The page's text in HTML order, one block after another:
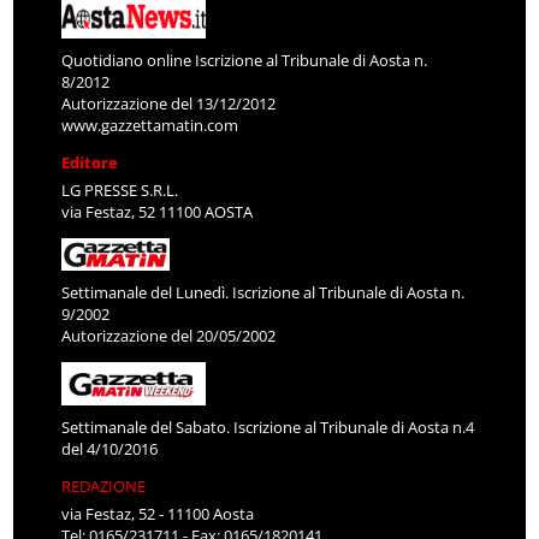
Quotidiano online Iscrizione al Tribunale di Aosta n.
8/2012
Autorizzazione del 13/12/2012
www.gazzettamatin.com
Editore
LG PRESSE S.R.L.
via Festaz, 52 11100 AOSTA
Settimanale del Lunedì. Iscrizione al Tribunale di Aosta n.
9/2002
Autorizzazione del 20/05/2002
Settimanale del Sabato. Iscrizione al Tribunale di Aosta n.4
del 4/10/2016
REDAZIONE
via Festaz, 52 - 11100 Aosta